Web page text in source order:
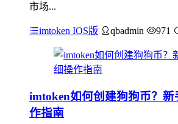
市场...
imtoken IOS版 qbadmin 971
imtoken如何创建狗狗币？
作指南